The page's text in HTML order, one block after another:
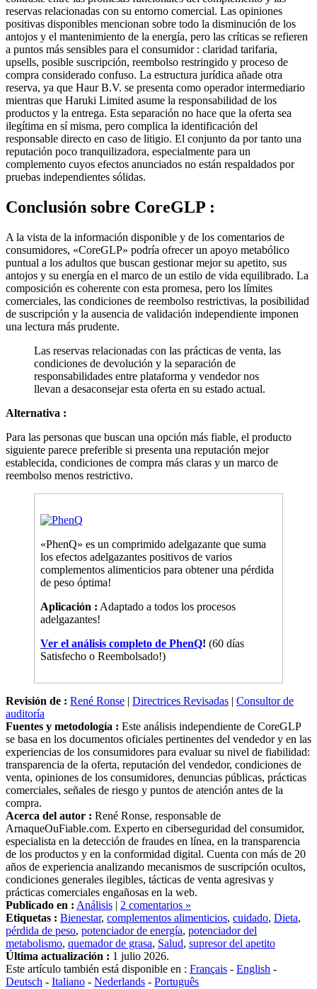
reservas relacionadas con su entorno comercial. Las opiniones
positivas disponibles mencionan sobre todo la disminución de los
antojos y el mantenimiento de la energía, pero las críticas se refieren
a puntos más sensibles para el consumidor : claridad tarifaria,
upsells, posible suscripción, reembolso restringido y proceso de
compra considerado confuso. La estructura jurídica añade otra
reserva, ya que Haur B.V. se presenta como operador intermediario
mientras que Haruki Limited asume la responsabilidad de los
productos y la entrega. Esta separación no hace que la oferta sea
ilegítima en sí misma, pero complica la identificación del
responsable directo en caso de litigio. El conjunto da por tanto una
reputación poco tranquilizadora, especialmente para un
complemento cuyos efectos anunciados no están respaldados por
pruebas independientes sólidas.
Conclusión sobre CoreGLP :
A la vista de la información disponible y de los comentarios de
consumidores, «CoreGLP» podría ofrecer un apoyo metabólico
puntual a los adultos que buscan gestionar mejor su apetito, sus
antojos y su energía en el marco de un estilo de vida equilibrado. La
composición es coherente con esta promesa, pero los límites
comerciales, las condiciones de reembolso restrictivas, la posibilidad
de suscripción y la ausencia de validación independiente imponen
una lectura más prudente.
Las reservas relacionadas con las prácticas de venta, las
condiciones de devolución y la separación de
responsabilidades entre plataforma y vendedor nos
llevan a desaconsejar esta oferta en su estado actual.
Alternativa :
Para las personas que buscan una opción más fiable, el producto
siguiente parece preferible si presenta una reputación mejor
establecida, condiciones de compra más claras y un marco de
reembolso menos restrictivo.
«PhenQ» es un comprimido adelgazante que suma
los efectos adelgazantes positivos de varios
complementos alimenticios para obtener una pérdida
de peso óptima!
Aplicación : Adaptado a todos los procesos
adelgazantes!
Ver el análisis completo de PhenQ! (60 días
Satisfecho o Reembolsado!)
Revisión de : René Ronse | Directrices Revisadas | Consultor de
auditoría
Fuentes y metodología : Este análisis independiente de CoreGLP
se basa en los documentos oficiales pertinentes del vendedor y en las
experiencias de los consumidores para evaluar su nivel de fiabilidad:
transparencia de la oferta, reputación del vendedor, condiciones de
venta, opiniones de los consumidores, denuncias públicas, prácticas
comerciales, señales de riesgo y puntos de atención antes de la
compra.
Acerca del autor : René Ronse, responsable de
ArnaqueOuFiable.com. Experto en ciberseguridad del consumidor,
especialista en la detección de fraudes en línea, en la transparencia
de los productos y en la conformidad digital. Cuenta con más de 20
años de experiencia analizando mecanismos de suscripción ocultos,
condiciones generales ilegibles, tácticas de venta agresivas y
prácticas comerciales engañosas en la web.
Publicado en : Análisis | 2 comentarios »
Etiquetas : Bienestar, complementos alimenticios, cuidado, Dieta,
pérdida de peso, potenciador de energía, potenciador del
metabolismo, quemador de grasa, Salud, supresor del apetito
Última actualización : 1 julio 2026.
Este artículo también está disponible en : Français - English -
Deutsch - Italiano - Nederlands - Português